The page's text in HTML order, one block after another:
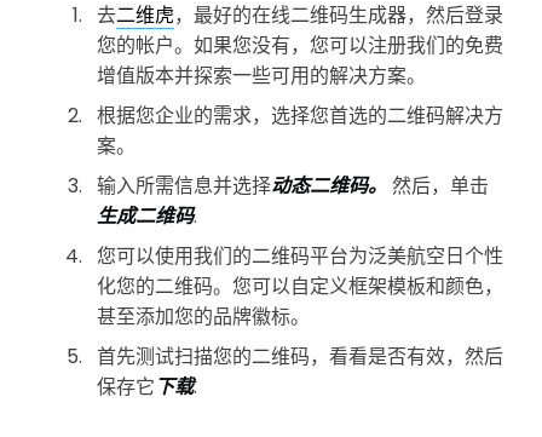
去二维虎，最好的在线二维码生成器，然后登录
您的帐户。如果您没有，您可以注册我们的免费
增值版本并探索一些可用的解决方案。
根据您企业的需求，选择您首选的二维码解决方
案。
输入所需信息并选择动态二维码。 然后，单击
生成二维码.
您可以使用我们的二维码平台为泛美航空日个性
化您的二维码。您可以自定义框架模板和颜色，
甚至添加您的品牌徽标。
首先测试扫描您的二维码，看看是否有效，然后
保存它下载.